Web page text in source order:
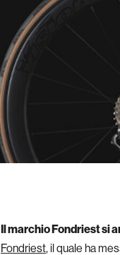
Il marchio Fondriest si
Fondriest, il quale ha